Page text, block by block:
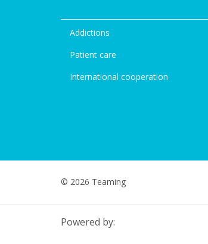
Addictions
Patient care
International cooperation
© 2026 Teaming
Powered by: